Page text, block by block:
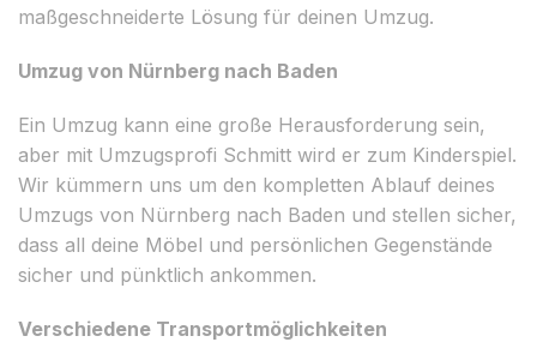
maßgeschneiderte Lösung für deinen Umzug.
Umzug von Nürnberg nach Baden
Ein Umzug kann eine große Herausforderung sein,
aber mit Umzugsprofi Schmitt wird er zum Kinderspiel.
Wir kümmern uns um den kompletten Ablauf deines
Umzugs von Nürnberg nach Baden und stellen sicher,
dass all deine Möbel und persönlichen Gegenstände
sicher und pünktlich ankommen.
Verschiedene Transportmöglichkeiten